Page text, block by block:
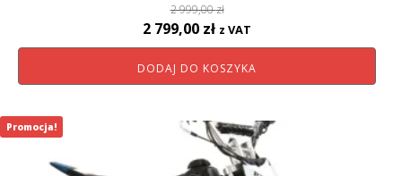
2 999,00zł
Pierwotna
cena
wynosiła:
999,00 zł.
2 799,00 złAktualna
cena
wynosi:
799,00 zł.
z VAT
DODAJ DO KOSZYKA
Promocja!